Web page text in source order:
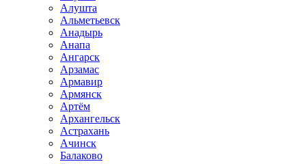
Алушта
Альметьевск
Анадырь
Анапа
Ангарск
Арзамас
Армавир
Армянск
Артём
Архангельск
Астрахань
Ачинск
Балаково